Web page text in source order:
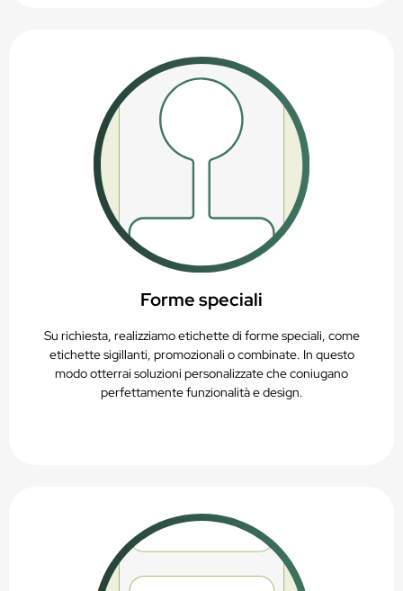
Forme speciali
Su richiesta, realizziamo etichette di forme speciali, come
etichette sigillanti, promozionali o combinate. In questo
modo otterrai soluzioni personalizzate che coniugano
perfettamente funzionalità e design.